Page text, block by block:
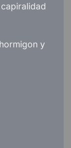
y